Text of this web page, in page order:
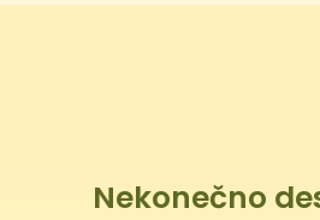
Nekonečno